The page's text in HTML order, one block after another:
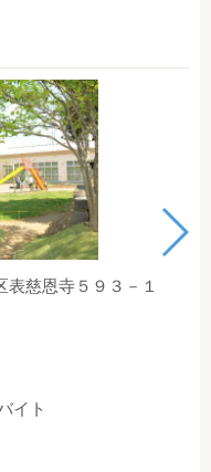
慈恩寺５９３－１
イト